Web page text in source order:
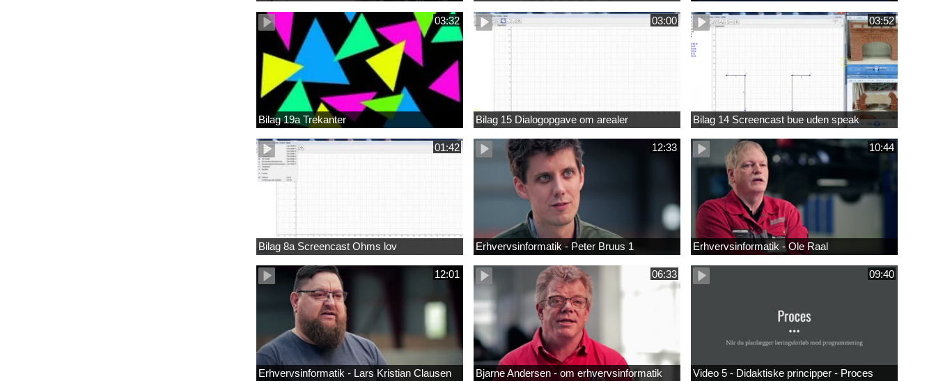
03:32
Bilag 19a Trekanter
03:00
Bilag 15 Dialogopgave om arealer
03:52
Bilag 14 Screencast bue uden speak
01:42
Bilag 8a Screencast Ohms lov
12:33
Erhvervsinformatik - Peter Bruus 1
10:44
Erhvervsinformatik - Ole Raal
12:01
Erhvervsinformatik - Lars Kristian Clausen
06:33
Bjarne Andersen - om erhvervsinformatik
09:40
Video 5 - Didaktiske principper - Proces